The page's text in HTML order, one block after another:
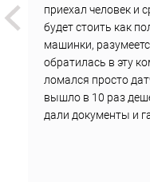
приехал человек и
будет стоить как
машинки,
обратилась в эту
ломался просто
вышло в 10 раз
дали документы и